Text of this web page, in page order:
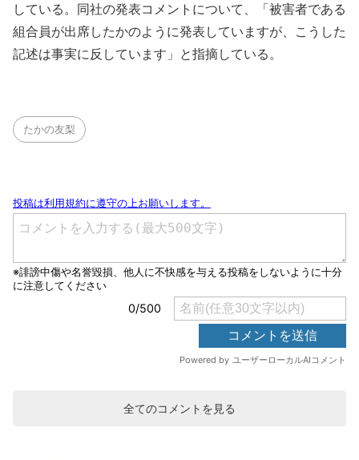
している。同社の発表コメントについて、「被害者である
組合員が出席したかのように発表していますが、こうした
記述は事実に反しています」と指摘している。
たかの友梨
全てのコメントを見る